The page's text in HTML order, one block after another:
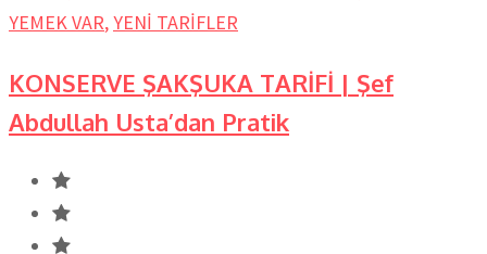
YEMEK VAR,YENİ TARİFLER
KONSERVE ŞAKŞUKA TARİFİ | Şef
Abdullah Usta’dan Pratik